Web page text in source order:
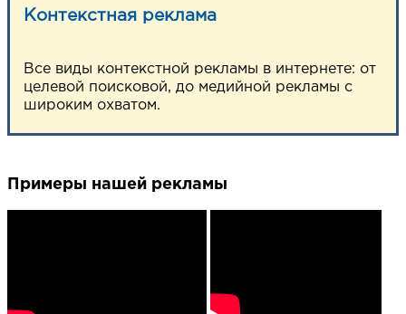
Контекстная реклама
Все виды контекстной рекламы в интернете: от
целевой поисковой, до медийной рекламы с
широким охватом.
Примеры нашей рекламы